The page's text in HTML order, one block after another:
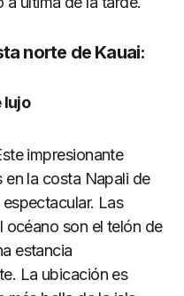
norte de Kauai:
lujo
impresionante
en la costa Napali de
Las
océano son el telón de
estancia
La ubicación es